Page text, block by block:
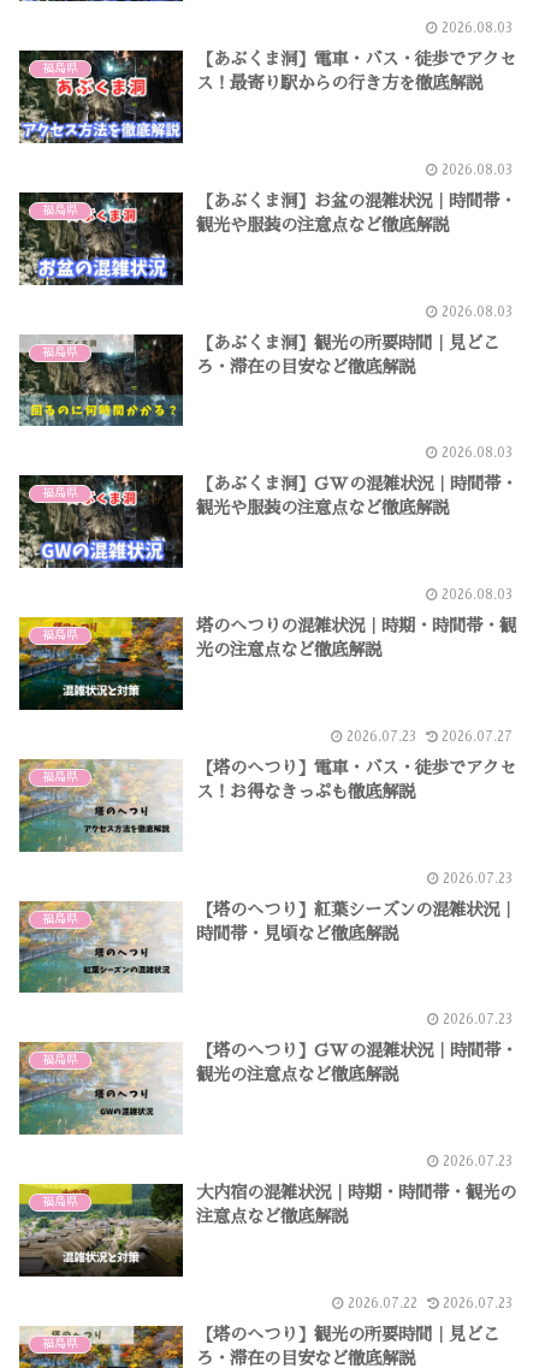
2026.08.03
福島県
【あぶくま洞】電車・バス・徒歩でアクセ
ス！最寄り駅からの行き方を徹底解説
2026.08.03
福島県
【あぶくま洞】お盆の混雑状況｜時間帯・
観光や服装の注意点など徹底解説
2026.08.03
福島県
【あぶくま洞】観光の所要時間｜見どこ
ろ・滞在の目安など徹底解説
2026.08.03
福島県
【あぶくま洞】GWの混雑状況｜時間帯・
観光や服装の注意点など徹底解説
2026.08.03
福島県
塔のへつりの混雑状況｜時期・時間帯・観
光の注意点など徹底解説
2026.07.23 2026.07.27
福島県
【塔のへつり】電車・バス・徒歩でアクセ
ス！お得なきっぷも徹底解説
2026.07.23
福島県
【塔のへつり】紅葉シーズンの混雑状況｜
時間帯・見頃など徹底解説
2026.07.23
福島県
【塔のへつり】GWの混雑状況｜時間帯・
観光の注意点など徹底解説
2026.07.23
福島県
大内宿の混雑状況｜時期・時間帯・観光の
注意点など徹底解説
2026.07.22 2026.07.23
福島県
【塔のへつり】観光の所要時間｜見どこ
ろ・滞在の目安など徹底解説